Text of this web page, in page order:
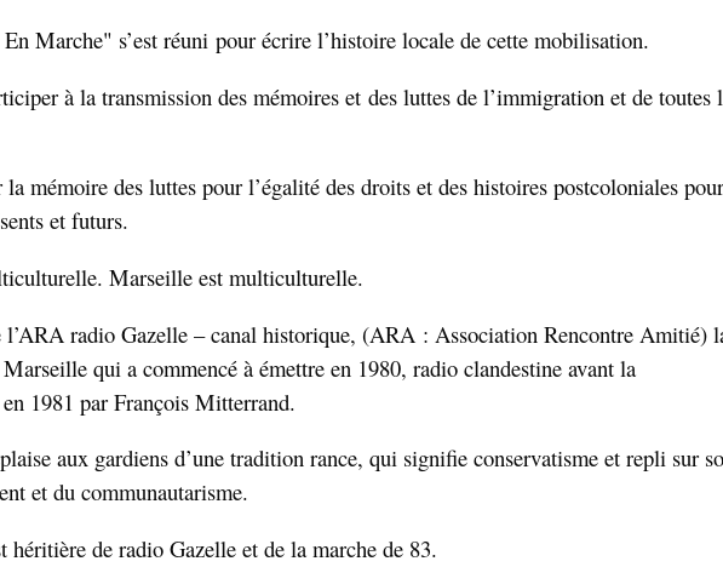
Marche" s’est réuni pour écrire l’histoire locale de cette mobilisation.
à la transmission des mémoires et des luttes de l’immigration et de toutes
mémoire des luttes pour l’égalité des droits et des histoires postcoloniales pour
et futurs.
Marseille est multiculturelle.
l’ARA radio Gazelle – canal historique, (ARA : Association Rencontre Amitié)
qui a commencé à émettre en 1980, radio clandestine avant la
1981 par François Mitterrand.
aux gardiens d’une tradition rance, qui signifie conservatisme et repli sur
et du communautarisme.
de radio Gazelle et de la marche de 83.